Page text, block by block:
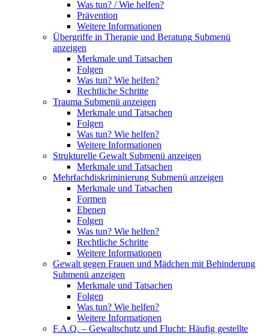
Was tun? / Wie helfen?
Prävention
Weitere Informationen
Übergriffe in Therapie und Beratung Submenü
anzeigen
Merkmale und Tatsachen
Folgen
Was tun? Wie helfen?
Rechtliche Schritte
Trauma Submenü anzeigen
Merkmale und Tatsachen
Folgen
Was tun? Wie helfen?
Weitere Informationen
Strukturelle Gewalt Submenü anzeigen
Merkmale und Tatsachen
Mehrfachdiskriminierung Submenü anzeigen
Merkmale und Tatsachen
Formen
Ebenen
Folgen
Was tun? Wie helfen?
Rechtliche Schritte
Weitere Informationen
Gewalt gegen Frauen und Mädchen mit Behinderung
Submenü anzeigen
Merkmale und Tatsachen
Folgen
Was tun? Wie helfen?
Weitere Informationen
F.A.Q. – Gewaltschutz und Flucht: Häufig gestellte